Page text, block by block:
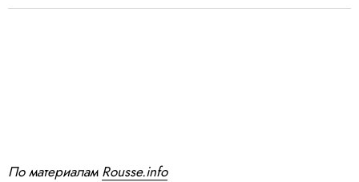
По материалам Rousse.info